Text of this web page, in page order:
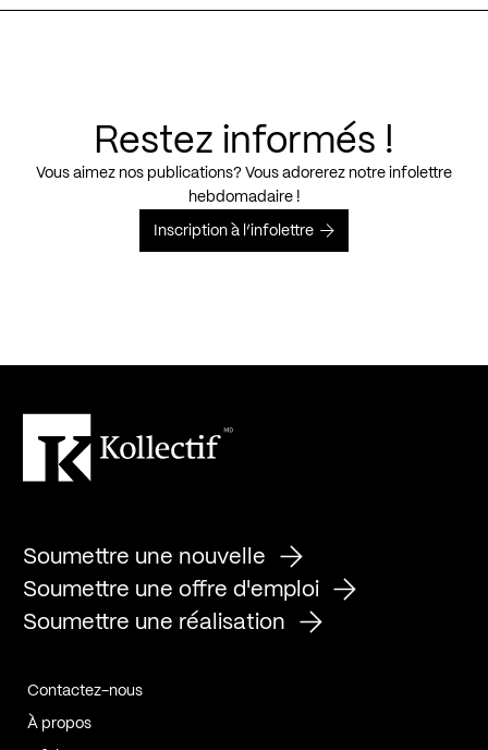
Restez informés !
Vous aimez nos publications? Vous adorerez notre infolettre
hebdomadaire !
Inscription à l’infolettre
Soumettre une nouvelle
Soumettre une offre d'emploi
Soumettre une réalisation
Contactez-nous
À propos